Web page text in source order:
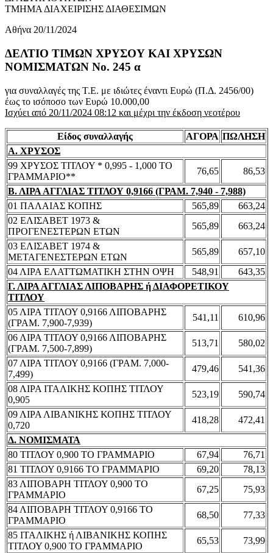
ΤΜΗΜΑ ΔΙΑΧΕΙΡΙΣΗΣ ΔΙΑΘΕΣΙΜΩΝ
Αθήνα 20/11/2024
ΔΕΛΤΙΟ ΤΙΜΩΝ ΧΡΥΣΟΥ ΚΑΙ ΧΡΥΣΩΝ
ΝΟΜΙΣΜΑΤΩΝ No. 245 α
για συναλλαγές της Τ.Ε. με ιδιώτες έναντι Ευρώ (Π.Δ. 2456/00)
έως το ισόποσο των Ευρώ 10.000,00
Ισχύει από 20/11/2024 08:12 και μέχρι την έκδοση νεοτέρου
Είδος συναλλαγής ΑΓΟΡΑ ΠΩΛΗΣΗ
Α. ΧΡΥΣΟΣ
99 ΧΡΥΣΟΣ ΤΙΤΛΟΥ * 0,995 - 1,000 ΤΟ
ΓΡΑΜΜΑΡΙΟ**
76,65
86,53
Β. ΛΙΡΑ ΑΓΓΛΙΑΣ ΤΙΤΛΟΥ 0,9166 (ΓΡΑΜ. 7,940 - 7,988)
01 ΠΑΛΑΙΑΣ ΚΟΠΗΣ
565,89
663,24
02 ΕΛΙΣΑΒΕΤ 1973 &
ΠΡΟΓΕΝΕΣΤΕΡΩΝ ΕΤΩΝ
565,89
663,24
03 ΕΛΙΣΑΒΕΤ 1974 &
ΜΕΤΑΓΕΝΕΣΤΕΡΩΝ ΕΤΩΝ
565,89
657,10
04 ΛΙΡΑ ΕΛΑΤΤΩΜΑΤΙΚΗ ΣΤΗΝ ΟΨΗ
548,91
643,35
Γ. ΛΙΡΑ ΑΓΓΛΙΑΣ ΛΙΠΟΒΑΡΗΣ ή ΔΙΑΦΟΡΕΤΙΚΟΥ
ΤΙΤΛΟΥ
05 ΛΙΡΑ ΤΙΤΛΟΥ 0,9166 ΛΙΠΟΒΑΡΗΣ
(ΓΡΑΜ. 7,900-7,939)
541,11
610,96
06 ΛΙΡΑ ΤΙΤΛΟΥ 0,9166 ΛΙΠΟΒΑΡΗΣ
(ΓΡΑΜ. 7,500-7,899)
513,71
580,02
07 ΛΙΡΑ ΤΙΤΛΟΥ 0,9166 (ΓΡΑΜ. 7,000-
7,499)
479,46
541,36
08 ΛΙΡΑ ΙΤΑΛΙΚΗΣ ΚΟΠΗΣ ΤΙΤΛΟΥ
0,905
523,19
590,74
09 ΛΙΡΑ ΛΙΒΑΝΙΚΗΣ ΚΟΠΗΣ ΤΙΤΛΟΥ
0,720
418,28
472,41
Δ. ΝΟΜΙΣΜΑΤΑ
80 ΤΙΤΛΟΥ 0,900 ΤΟ ΓΡΑΜΜΑΡΙΟ
67,94
76,71
81 ΤΙΤΛΟΥ 0,9166 ΤΟ ΓΡΑΜΜΑΡΙΟ
69,20
78,13
83 ΛΙΠΟΒΑΡΗ ΤΙΤΛΟΥ 0,900 ΤΟ
ΓΡΑΜΜΑΡΙΟ
67,25
75,93
84 ΛΙΠΟΒΑΡΗ ΤΙΤΛΟΥ 0,9166 ΤΟ
ΓΡΑΜΜΑΡΙΟ
68,50
77,33
85 ΙΤΑΛΙΚΗΣ ή ΛΙΒΑΝΙΚΗΣ ΚΟΠΗΣ
ΤΙΤΛΟΥ 0,900 ΤΟ ΓΡΑΜΜΑΡΙΟ
65,53
73,99